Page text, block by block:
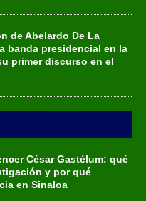
de Abelardo De La
banda presidencial en la
primer discurso en el
César Gastélum: qué
y por qué
en Sinaloa